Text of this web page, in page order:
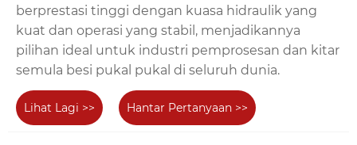
berprestasi tinggi dengan kuasa hidraulik yang
kuat dan operasi yang stabil, menjadikannya
pilihan ideal untuk industri pemprosesan dan kitar
semula besi pukal pukal di seluruh dunia.
Lihat Lagi >> Hantar Pertanyaan >>